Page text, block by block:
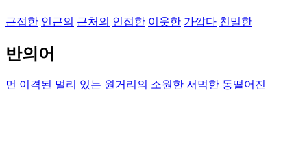
근접한 인근의 근처의 인접한 이웃한 가깝다 친밀한
반의어
먼 이격된 멀리 있는 원거리의 소원한 서먹한 동떨어진